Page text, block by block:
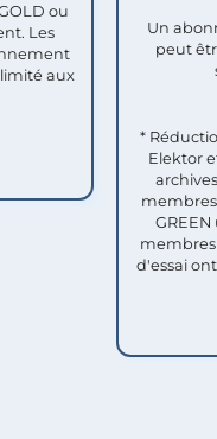
ou
Les
aux
Un
peut
*
Elektor
d'essai